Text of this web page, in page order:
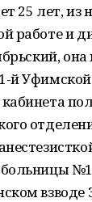
25 лет,
работе и
й
№1
взводе